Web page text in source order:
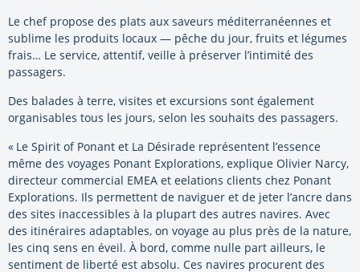
Le chef propose des plats aux saveurs méditerranéennes et
sublime les produits locaux — pêche du jour, fruits et légumes
frais… Le service, attentif, veille à préserver l’intimité des
passagers.
Des balades à terre, visites et excursions sont également
organisables tous les jours, selon les souhaits des passagers.
« Le Spirit of Ponant et La Désirade représentent l’essence
même des voyages Ponant Explorations, explique Olivier Narcy,
directeur commercial EMEA et eelations clients chez Ponant
Explorations. Ils permettent de naviguer et de jeter l’ancre dans
des sites inaccessibles à la plupart des autres navires. Avec
des itinéraires adaptables, on voyage au plus près de la nature,
les cinq sens en éveil. À bord, comme nulle part ailleurs, le
sentiment de liberté est absolu. Ces navires procurent des